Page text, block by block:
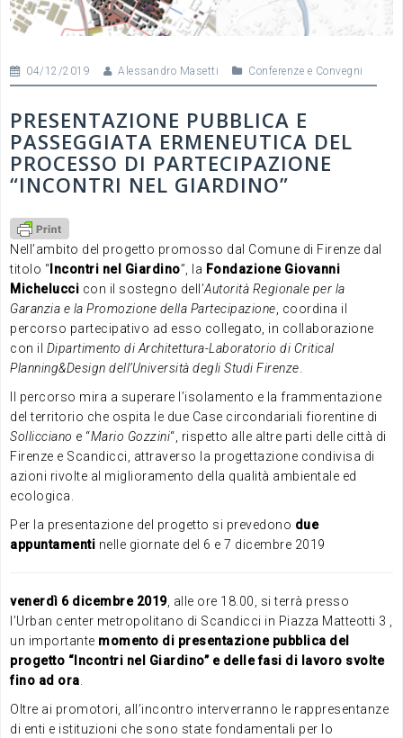
04/12/2019 Alessandro Masetti Conferenze e Convegni
PRESENTAZIONE PUBBLICA E
PASSEGGIATA ERMENEUTICA DEL
PROCESSO DI PARTECIPAZIONE
“INCONTRI NEL GIARDINO”
Nell’ambito del progetto promosso dal Comune di Firenze dal
titolo “ Incontri nel Giardino”, la Fondazione Giovanni
Michelucci con il sostegno dell’Autorità Regionale per la
Garanzia e la Promozione della Partecipazione, coordina il
percorso partecipativo ad esso collegato, in collaborazione
con il Dipartimento di Architettura-Laboratorio di Critical
Planning&Design dell’Università degli Studi Firenze.
Il percorso mira a superare l’isolamento e la frammentazione
del territorio che ospita le due Case circondariali fiorentine di
Sollicciano e “Mario Gozzini“, rispetto alle altre parti delle città di
Firenze e Scandicci, attraverso la progettazione condivisa di
azioni rivolte al miglioramento della qualità ambientale ed
ecologica.
Per la presentazione del progetto si prevedono due
appuntamenti nelle giornate del 6 e 7 dicembre 2019
venerdì 6 dicembre 2019, alle ore 18.00, si terrà presso
l’Urban center metropolitano di Scandicci in Piazza Matteotti 3 ,
un importante momento di presentazione pubblica del
progetto “Incontri nel Giardino” e delle fasi di lavoro svolte
fino ad ora.
Oltre ai promotori, all’incontro interverranno le rappresentanze
di enti e istituzioni che sono state fondamentali per lo